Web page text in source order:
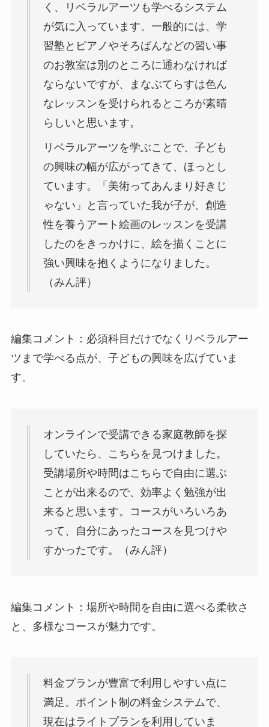
く、リベラルアーツも学べるシステム
が気に入っています。一般的には、学
習塾とピアノやそろばんなどの習い事
のお教室は別のところに通わなければ
ならないですが、まなぶてらすは色ん
なレッスンを受けられるところが素晴
らしいと思います。
リベラルアーツを学ぶことで、子ども
の興味の幅が広がってきて、ほっとし
ています。「美術ってあんまり好きじ
ゃない」と言っていた我が子が、創造
性を養うアート絵画のレッスンを受講
したのをきっかけに、絵を描くことに
強い興味を抱くようになりました。
（みん評）
編集コメント：必須科目だけでなくリベラルアー
ツまで学べる点が、子どもの興味を広げていま
す。
オンラインで受講できる家庭教師を探
していたら、こちらを見つけました。
受講場所や時間はこちらで自由に選ぶ
ことが出来るので、効率よく勉強が出
来ると思います。コースがいろいろあ
って、自分にあったコースを見つけや
すかったです。（みん評）
編集コメント：場所や時間を自由に選べる柔軟さ
と、多様なコースが魅力です。
料金プランが豊富で利用しやすい点に
満足。ポイント制の料金システムで、
現在はライトプランを利用していま